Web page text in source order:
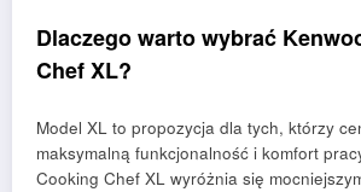
Dlaczego warto wybrać
Chef XL?
Model XL to propozycja dla tych, którzy
maksymalną funkcjonalność i komfort
Cooking Chef XL wyróżnia się